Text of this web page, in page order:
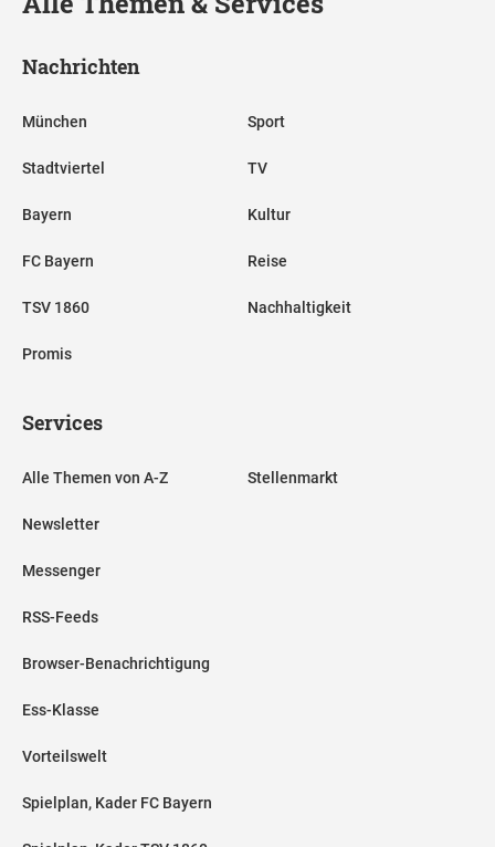
Nachrichten
München
Stadtviertel
Bayern
FC Bayern
TSV 1860
Promis
Sport
TV
Kultur
Reise
Nachhaltigkeit
Services
Alle Themen von A-Z
Newsletter
Messenger
RSS-Feeds
Browser-Benachrichtigung
Ess-Klasse
Vorteilswelt
Spielplan, Kader FC Bayern
Stellenmarkt